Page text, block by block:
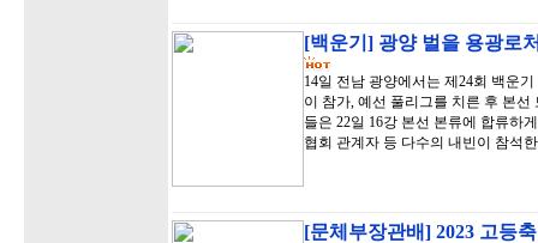
[백운기] 광양 벌을 용광로
14일 전남 광양에서는 제24회 백운
이 참가, 예선 풀리그를 치른 후 본
들은 22일 16강 본선 본류에 합류하
협회 관계자 등 다수의 내빈이 참석
[문체부장관배] 2023 고등